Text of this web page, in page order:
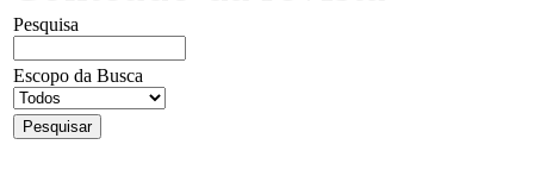
Pesquisa
Escopo da Busca